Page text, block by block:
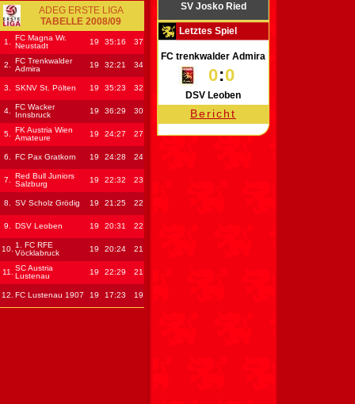
ADEG ERSTE LIGA
TABELLE 2008/09
1.
FC Magna Wr.
Neustadt
19 35:16 37
2.
FC Trenkwalder
Admira
19 32:21 34
3. SKNV St. Pölten 19 35:23 32
4.
FC Wacker
Innsbruck
19 36:29 30
5.
FK Austria Wien
Amateure
19 24:27 27
6. FC Pax Gratkorn 19 24:28 24
7.
Red Bull Juniors
Salzburg
19 22:32 23
8. SV Scholz Grödig 19 21:25 22
9. DSV Leoben 19 20:31 22
10. 1. FC RFE
Vöcklabruck
19 20:24 21
11.
SC Austria
Lustenau
19 22:29 21
12. FC Lustenau 1907 19 17:23 19
SV Josko Ried
Letztes Spiel
FC trenkwalder Admira
0:0
DSV Leoben
Bericht